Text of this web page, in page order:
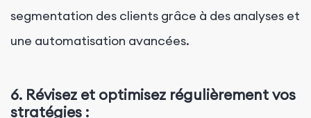
segmentation des clients grâce à des analyses et
une automatisation avancées.
6. Révisez et optimisez régulièrement vos
stratégies :